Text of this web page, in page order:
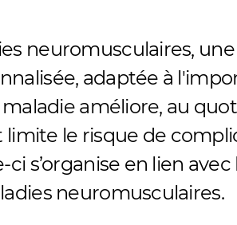
neuromusculaires,
adaptée à
maladie améliore, au
limite le risque de
ci s’organise en lien
neuromusculaires.